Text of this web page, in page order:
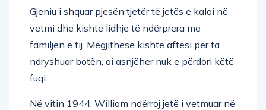
Gjeniu i shquar pjesën tjetër të jetës e kaloi në
vetmi dhe kishte lidhje të ndërprera me
familjen e tij. Megjithëse kishte aftësi për ta
ndryshuar botën, ai asnjëher nuk e përdori këtë
fuqi
Në vitin 1944, William ndërroj jetë i vetmuar në